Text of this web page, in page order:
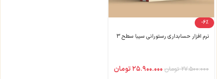
-6%
نرم افزار حسابداری رستورانی سیبا سطح ۳
۲۷.۵۰۰.۰۰۰ تومان ۲۵.۹۰۰.۰۰۰تومان